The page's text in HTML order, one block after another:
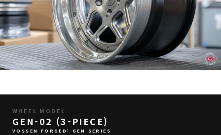
WHEEL MODEL
GEN-02 (3-PIECE)
VOSSEN FORGED: GEN SERIES